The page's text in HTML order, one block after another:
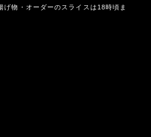
物・オーダーのスライスは18時頃ま